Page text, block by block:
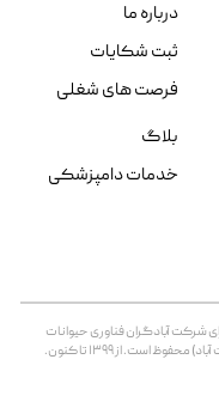
شرکت آبادگران فناوری حیوانات
است. از ۱۳۹۹ تا کنون.
درباره ما
ثبت شکایات
فرصت های شغلی
بلاگ
خدمات دامپزشکی